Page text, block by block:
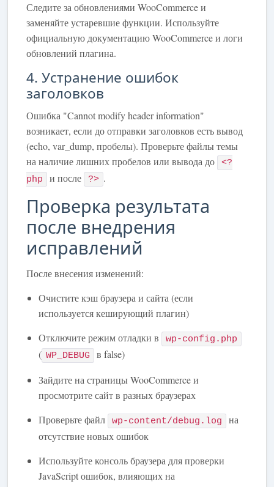
Следите за обновлениями WooCommerce и
заменяйте устаревшие функции. Используйте
официальную документацию WooCommerce и логи
обновлений плагина.
4. Устранение ошибок
заголовков
Ошибка "Cannot modify header information"
возникает, если до отправки заголовков есть вывод
(echo, var_dump, пробелы). Проверьте файлы темы
на наличие лишних пробелов или вывода до
<?
php
и после ?> .
Проверка результата
после внедрения
исправлений
После внесения изменений:
Очистите кэш браузера и сайта (если
используется кеширующий плагин)
Отключите режим отладки в
wp-config.php
( WP_DEBUG
в false)
Зайдите на страницы WooCommerce и
просмотрите сайт в разных браузерах
Проверьте файл
wp-content/debug.log
на
отсутствие новых ошибок
Используйте консоль браузера для проверки
JavaScript ошибок, влияющих на